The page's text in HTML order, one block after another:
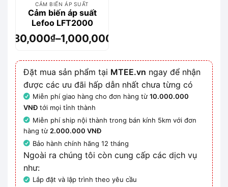
CẢM BIẾN ÁP SUẤT
Cảm biến áp suất
Lefoo LFT2000
980,000₫–1,000,000
Khoảng
giá:
từ
980,000₫
đến
1,000,000₫
Đặt mua sản phẩm tại MTEE.vn ngay để nhận
được các ưu đãi hấp dẫn nhất chưa từng có
Miễn phí giao hàng cho đơn hàng từ10.000.000
VNĐ tới mọi tỉnh thành
Miễn phí ship nội thành trong bán kính 5km với đơn
hàng từ 2.000.000 VNĐ
Bảo hành chính hãng 12 tháng
Ngoài ra chúng tôi còn cung cấp các dịch vụ
như:
Lắp đặt và lập trình theo yêu cầu